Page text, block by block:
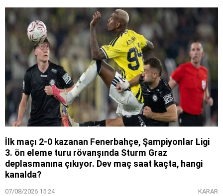
İlk maçı 2-0 kazanan Fenerbahçe, Şampiyonlar Ligi
3. ön eleme turu rövanşında Sturm Graz
deplasmanına çıkıyor. Dev maç saat kaçta, hangi
kanalda?
07/08/2026 15:24 KARAR